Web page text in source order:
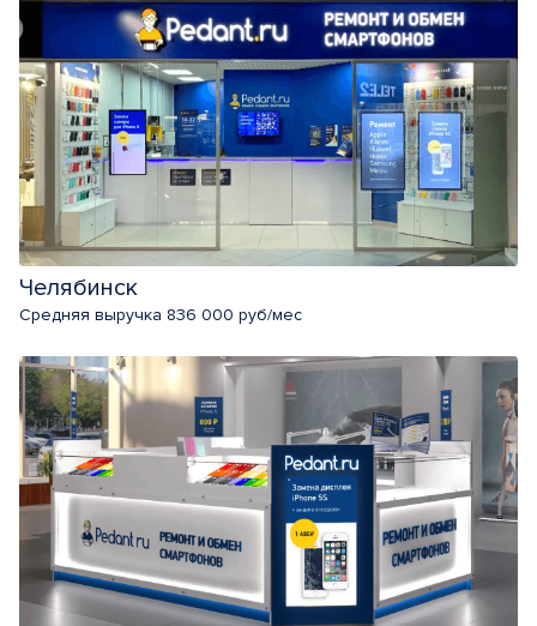
Челябинск
Средняя выручка 836 000 руб/мес